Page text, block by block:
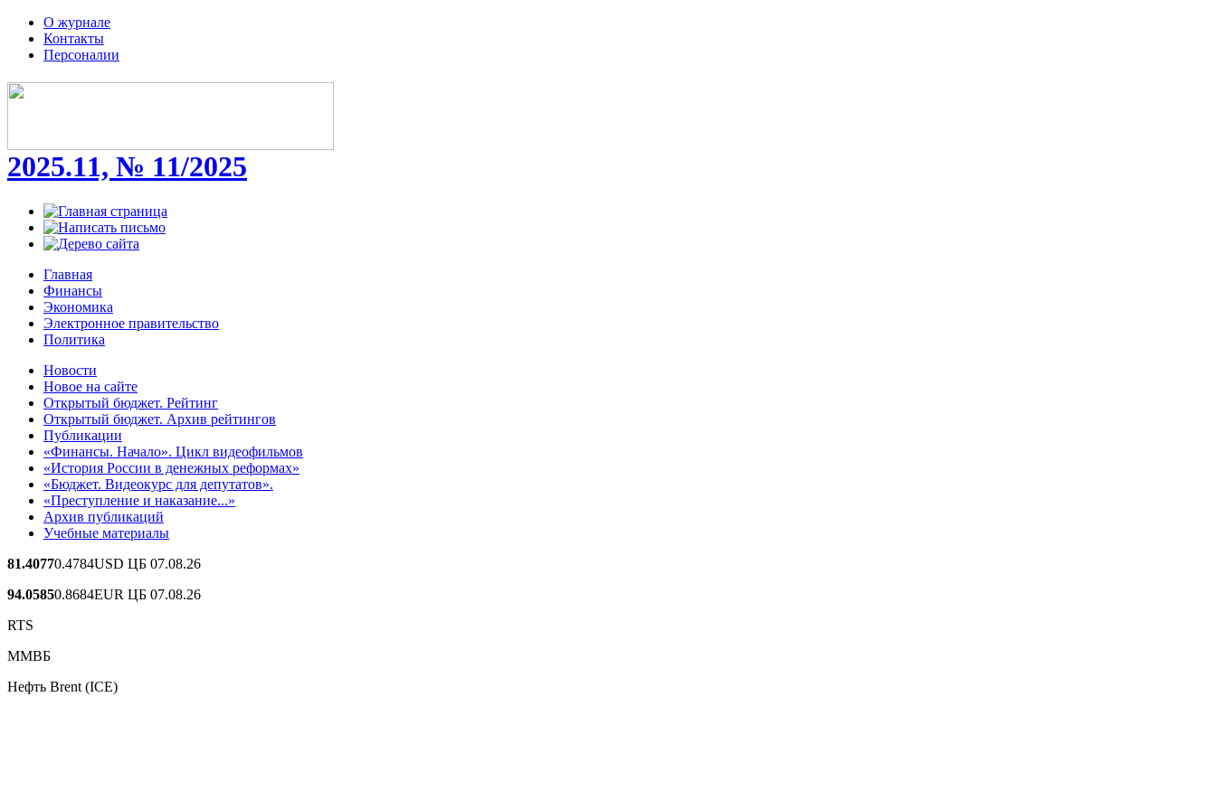
О журнале
Контакты
Персоналии
2025.11, № 11/2025
Главная
Финансы
Экономика
Электронное правительство
Политика
Новости
Новое на сайте
Открытый бюджет. Рейтинг
Открытый бюджет. Архив рейтингов
Публикации
«Финансы. Начало». Цикл видеофильмов
«История России в денежных реформах»
«Бюджет. Видеокурс для депутатов».
«Преступление и наказание...»
Архив публикаций
Учебные материалы
81.40770.4784USD ЦБ 07.08.26
94.05850.8684EUR ЦБ 07.08.26
RTS
ММВБ
Нефть Brent (ICE)